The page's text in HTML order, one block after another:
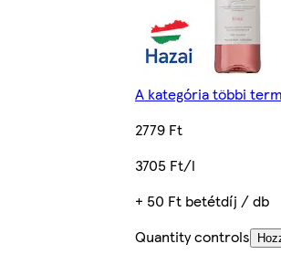
A kategória többi
2779 Ft
3705 Ft/l
+ 50 Ft betétdíj / db
Quantity controls